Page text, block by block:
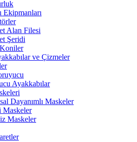
Ekipmanları
Alan Filesi
Şeridi
ve Çizmeler
Ayakkabılar
Dayanımlı Maskeler
Maskeler
Maskeler